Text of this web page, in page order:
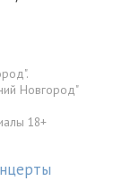
Новгород"
18+